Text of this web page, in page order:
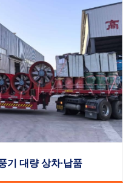
기 대량 상차·납품